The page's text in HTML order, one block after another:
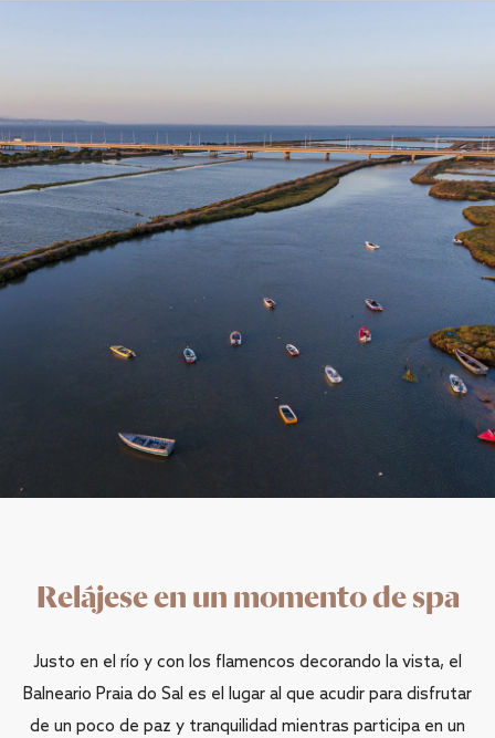
Relájese en un momento de spa
Justo en el río y con los flamencos decorando la vista, el
Balneario Praia do Sal es el lugar al que acudir para disfrutar
de un poco de paz y tranquilidad mientras participa en un